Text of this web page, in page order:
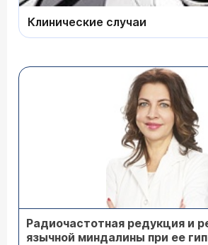
Клинические случаи
Радиочастотная редукция и
язычной миндалины при ее